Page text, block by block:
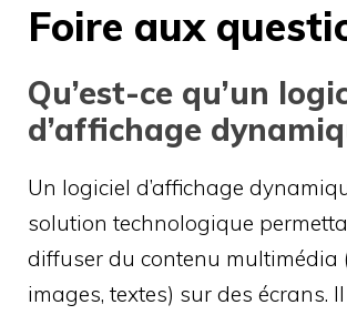
Foire aux
Qu’est-ce qu’un
d’affichage
Un logiciel d’affichage
solution technologique
diffuser du contenu multimédia
images, textes) sur des écrans.